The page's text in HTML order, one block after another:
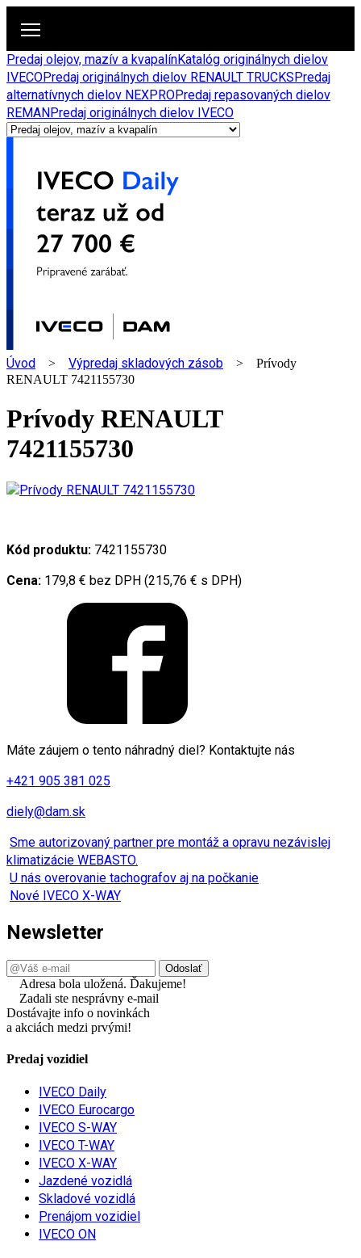
Predaj olejov, mazív a kvapalínKatalóg originálnych dielov
IVECOPredaj originálnych dielov RENAULT TRUCKSPredaj
alternatívnych dielov NEXPROPredaj repasovaných dielov
REMANPredaj originálnych dielov IVECO
Úvod > Výpredaj skladových zásob > Prívody
RENAULT 7421155730
Prívody RENAULT
7421155730
Kód produktu: 7421155730
Cena: 179,8 € bez DPH (215,76 € s DPH)
Máte záujem o tento náhradný diel? Kontaktujte nás
+421 905 381 025
diely@dam.sk
Sme autorizovaný partner pre montáž a opravu nezávislej
klimatizácie WEBASTO.
U nás overovanie tachografov aj na počkanie
Nové IVECO X-WAY
Newsletter
Adresa bola uložená. Ďakujeme!
Zadali ste nesprávny e-mail
Dostávajte info o novinkách
a akciách medzi prvými!
Predaj vozidiel
IVECO Daily
IVECO Eurocargo
IVECO S-WAY
IVECO T-WAY
IVECO X-WAY
Jazdené vozidlá
Skladové vozidlá
Prenájom vozidiel
IVECO ON